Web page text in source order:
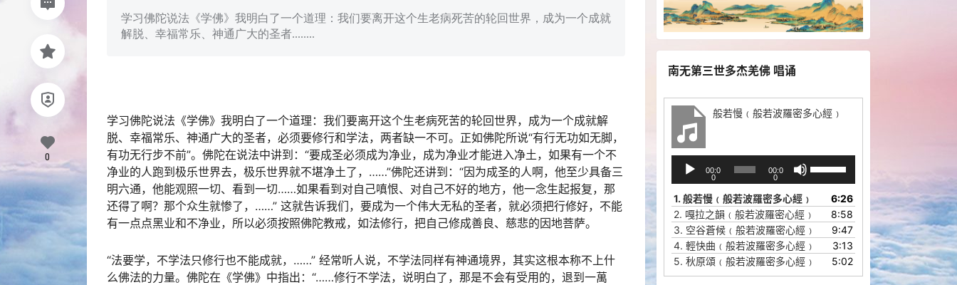
学习佛陀说法《学佛》我明白了一个道理：我们要离开这个生老病死苦的轮回世界，成为一个成就
解脱、幸福常乐、神通广大的圣者........
学习佛陀说法《学佛》我明白了一个道理：我们要离开这个生老病死苦的轮回世界，成为一个成就解
脱、幸福常乐、神通广大的圣者，必须要修行和学法，两者缺一不可。正如佛陀所说“有行无功如无脚，
有功无行步不前”。佛陀在说法中讲到：“要成圣必须成为净业，成为净业才能进入净土，如果有一个不
净业的人跑到极乐世界去，极乐世界就不堪净土了，……”佛陀还讲到：“因为成圣的人啊，他至少具备三
明六通，他能观照一切、看到一切……如果看到对自己嗔恨、对自己不好的地方，他一念生起报复，那
还得了啊？那个众生就惨了，……” 这就告诉我们，要成为一个伟大无私的圣者，就必须把行修好，不能
有一点点黑业和不净业，所以必须按照佛陀教戒，如法修行，把自己修成善良、慈悲的因地菩萨。
“法要学，不学法只修行也不能成就，……” 经常听人说，不学法同样有神通境界，其实这根本称不上什
么佛法的力量。佛陀在《学佛》中指出：“……修行不学法，说明白了，那是不会有受用的，退到一萬
0
南无第三世多杰羌佛 唱诵
般若慢﹙般若波羅密多心經﹚
播
放
器
00:0
0
00:0
0
/
下
箭
头
键
1. 般若慢﹙般若波羅密多心經﹚
6:26
2. 嘎拉之韻﹙般若波羅密心經﹚
8:58
3. 空谷蒼候﹙般若波羅密心經﹚
9:47
4. 輕快曲﹙般若波羅密多心經﹚
3:13
5. 秋原頌﹙般若波羅密多心經﹚ 5:02